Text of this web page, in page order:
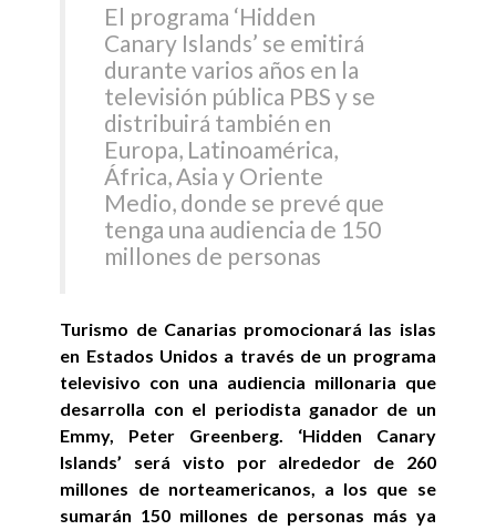
El programa ‘Hidden
Canary Islands’ se emitirá
durante varios años en la
televisión pública PBS y se
distribuirá también en
Europa, Latinoamérica,
África, Asia y Oriente
Medio, donde se prevé que
tenga una audiencia de 150
millones de personas
Turismo de Canarias promocionará las islas
en Estados Unidos a través de un programa
televisivo con una audiencia millonaria que
desarrolla con el periodista ganador de un
Emmy, Peter Greenberg. ‘Hidden Canary
Islands’ será visto por alrededor de 260
millones de norteamericanos, a los que se
sumarán 150 millones de personas más ya